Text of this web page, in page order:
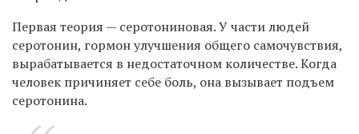
Первая теория — серотониновая. У части людей
серотонин, гормон улучшения общего самочувствия,
вырабатывается в недостаточном количестве. Когда
человек причиняет себе боль, она вызывает подъем
серотонина.